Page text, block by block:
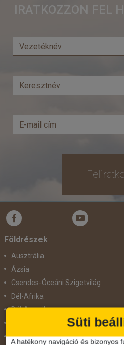
IRATKOZZON FEL
Földrészek
Ausztrália
Ázsia
Csendes-Óceáni Szigetvilág
Dél-Afrika
Dél-Amerika
Észak-Afrika
Süti
A hatékony navigáció és bizonyos